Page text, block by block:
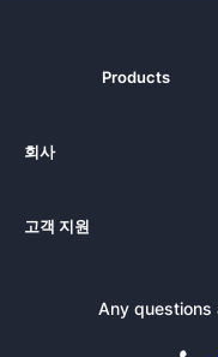
Products
회사
뉴스
젠키트 프레스킷
고객 지원
Any questions